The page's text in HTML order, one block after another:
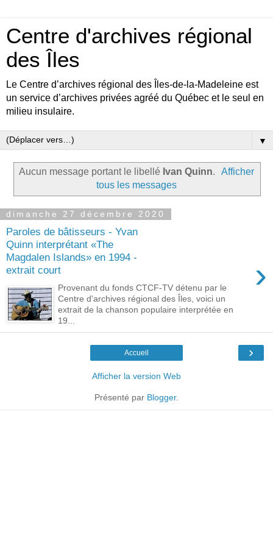
Centre d'archives régional
des Îles
Le Centre d’archives régional des Îles-de-la-Madeleine est
un service d’archives privées agréé du Québec et le seul en
milieu insulaire.
▼
Aucun message portant le libellé Ivan Quinn.
Afficher
tous les messages
dimanche 27 décembre 2020
Paroles de bâtisseurs - Yvan
Quinn interprétant «The
Magdalen Islands» en 1994 -
extrait court
›
Provenant du fonds CTCF-TV détenu par le
Centre d'archives régional des Îles, voici un
extrait de la chanson populaire interprétée en
19...
›
Accueil
Afficher la version Web
Présenté par Blogger.